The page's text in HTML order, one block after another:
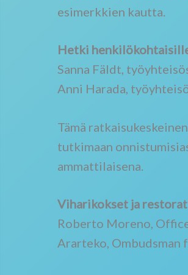
esimerkkien kautta.
Hetki
Sanna Fäldt,
Anni Harada,
Tämä
tutkimaan
ammattilaisena.
Viharikokset ja
Roberto Moreno,
Ararteko, Ombudsman